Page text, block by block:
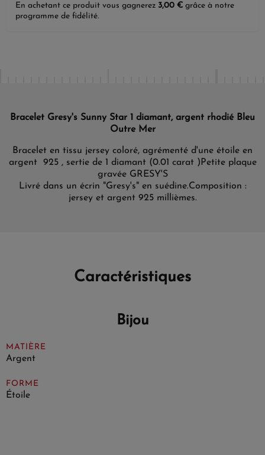
En achetant ce produit vous gagnerez 3,00 € grâce à notre
programme de fidélité.
Bracelet Gresy's Sunny Star 1 diamant, argent rhodié Bleu
Outre Mer
Bracelet en tissu jersey coloré, agrémenté d'une étoile en
argent 925 , sertie de 1 diamant (0.01 carat ) Petite plaque
gravée GRESY'S
Livré dans un écrin "Gresy's" en suédine.Composition :
jersey et argent 925 millièmes.
Caractéristiques
Bijou
MATIÈRE
Argent
FORME
Étoile